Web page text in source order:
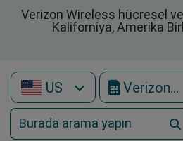
Verizon Wireless hücresel
Kaliforniya, Amerika
US Verizon Wireless